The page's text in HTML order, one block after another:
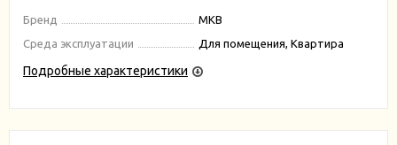
Бренд
MKB
Среда эксплуатации
Для помещения, Квартира
Подробные характеристики